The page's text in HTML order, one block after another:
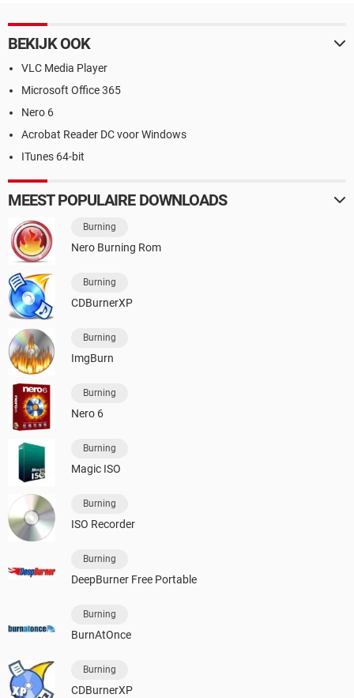
BEKIJK OOK
VLC Media Player
Microsoft Office 365
Nero 6
Acrobat Reader DC voor Windows
ITunes 64-bit
MEEST POPULAIRE DOWNLOADS
Burning
Nero Burning Rom
Burning
CDBurnerXP
Burning
ImgBurn
Burning
Nero 6
Burning
Magic ISO
Burning
ISO Recorder
Burning
DeepBurner Free Portable
Burning
BurnAtOnce
Burning
CDBurnerXP